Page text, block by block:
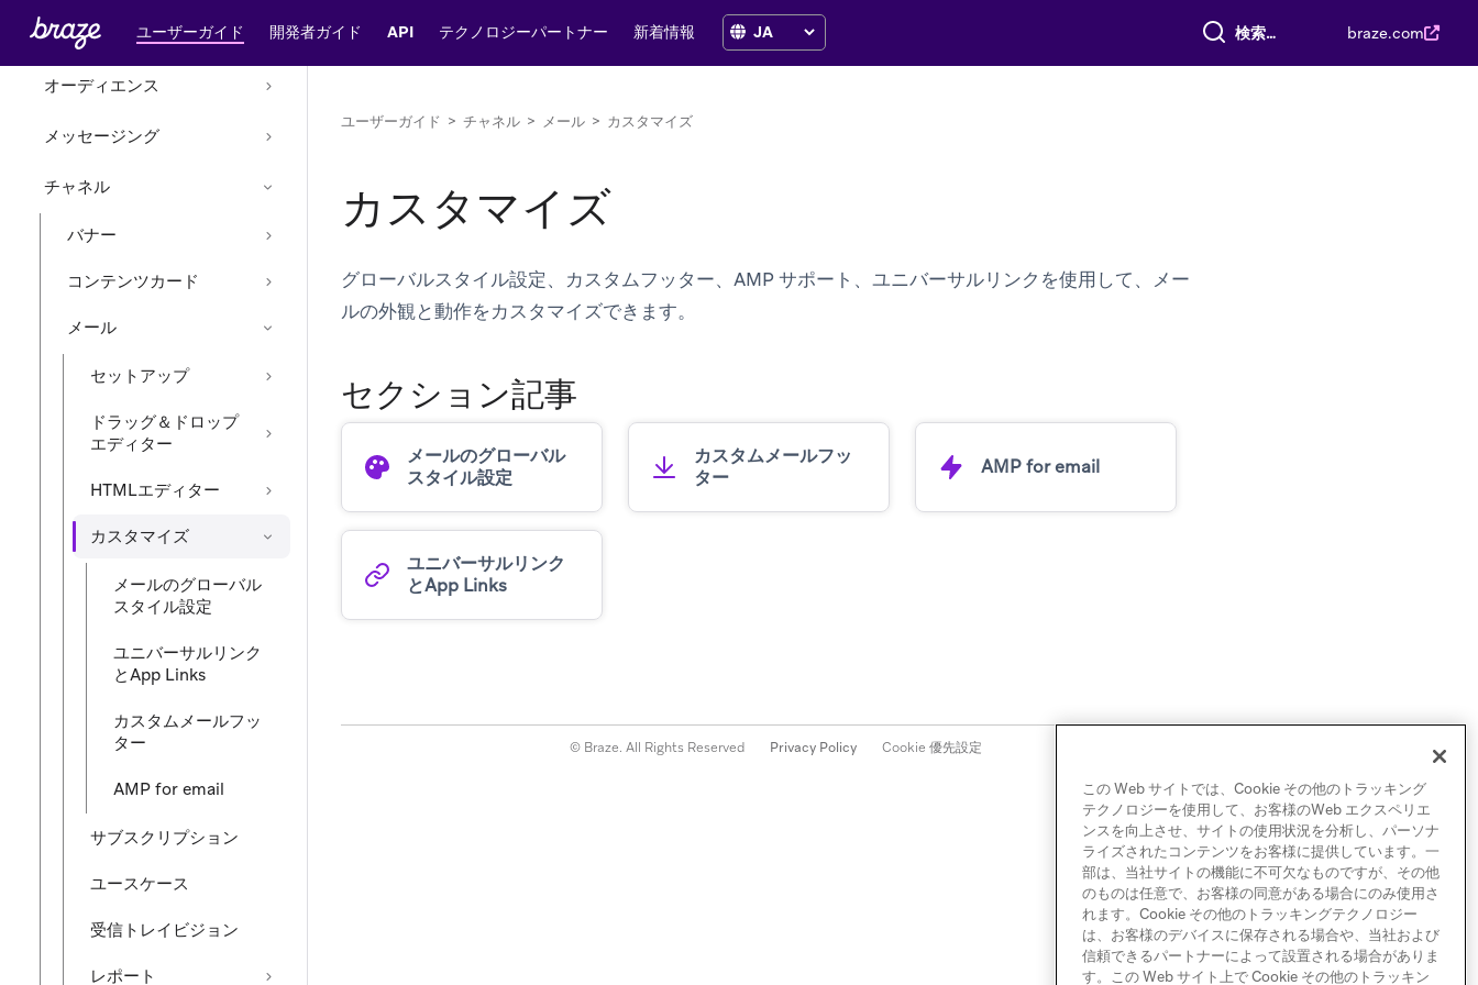
ユーザーガイド 開発者ガイド API テクノロジーパートナー 新着情報 すべて検索 braze.com
データ
オーディエンス
メッセージング
チャネル
バナー
コンテンツカード
メール
セットアップ
ドラッグ＆ドロップ
エディター
HTMLエディター
カスタマイズ
メールのグローバル
スタイル設定
ユニバーサルリンク
とApp Links
カスタムメールフッ
ター
AMP for email
サブスクリプション
ユースケース
受信トレイビジョン
レポート
ユーザーガイド > チャネル > メール > カスタマイズ
カスタマイズ
グローバルスタイル設定、カスタムフッター、AMP サポート、ユニバーサルリンクを使用して、メー
ルの外観と動作をカスタマイズできます。
セクション記事
メールのグローバル
スタイル設定
カスタムメールフッ
ター
AMP for email
ユニバーサルリンク
とApp Links
© Braze. All Rights Reserved Privacy Policy Cookie 優先設定
この Web サイトでは、Cookie その他のトラッキング
テクノロジーを使用して、お客様のWeb エクスペリエ
ンスを向上させ、サイトの使用状況を分析し、パーソナ
ライズされたコンテンツをお客様に提供しています。一
部は、当社サイトの機能に不可欠なものですが、その他
のものは任意で、お客様の同意がある場合にのみ使用さ
れます。Cookie その他のトラッキングテクノロジー
は、お客様のデバイスに保存される場合や、当社および
信頼できるパートナーによって設置される場合がありま
す。この Web サイト上で Cookie その他のトラッキン